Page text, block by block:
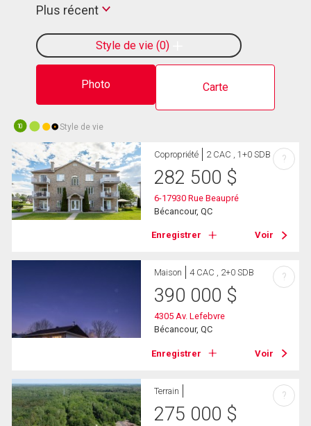
Photo Carte
Style de vie 0
Plus récent
10 Style de vie
Copropriété 2 CAC , 1+0 SDB
282 500 $
6-17930 Rue Beaupré
Bécancour, QC
Enregistrer Voir
?
Maison 4 CAC , 2+0 SDB
390 000 $
4305 Av. Lefebvre
Bécancour, QC
Enregistrer Voir
?
Terrain
275 000 $
?